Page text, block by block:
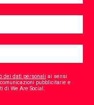
dei dati personali ai sensi
pubblicitarie e
di We Are Social.